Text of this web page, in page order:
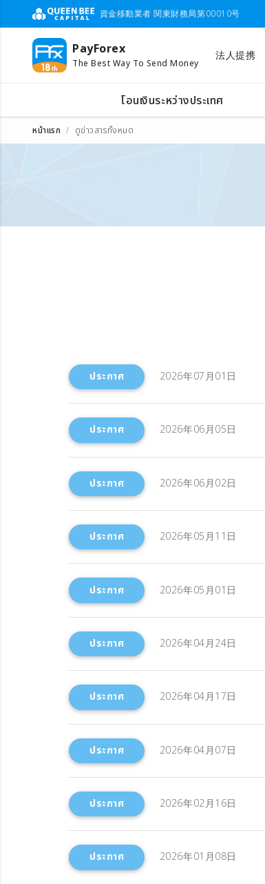
資金移動業者 関東財務局第00010号
PayForex
The Best Way To Send Money
法人提携
โอนเงินระหว่างประเทศ
หน้าแรก ดูข่าวสารทั้งหมด
ประกาศ 2026年07月01日
ประกาศ 2026年06月05日
ประกาศ 2026年06月02日
ประกาศ 2026年05月11日
ประกาศ 2026年05月01日
ประกาศ 2026年04月24日
ประกาศ 2026年04月17日
ประกาศ 2026年04月07日
ประกาศ 2026年02月16日
ประกาศ 2026年01月08日